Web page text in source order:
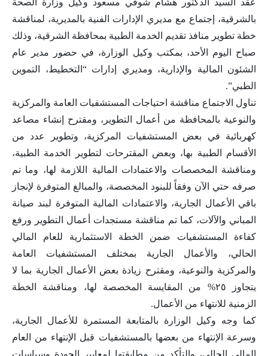
بالشرقية، إجتماع مع مديري الإدارات الفنية بالمديرية، لمناقشة
خطة تطوير منافذ تقديم الخدمة الطبية بمحافظة الشرقية، وذلك
صباح اليوم الأحد، بمكتب وكيل الوزارة، في حضور مدير عام
الشئون المالية والإدارية، ومديري إدارات “التخطيط، التموين
الطبي”.
تناول الاجتماع مناقشة احتياجات المستشفيات العامة والمركزية
والنوعية بالمحافظة من أعمال التطوير، ومقترح إنشاء مصاعد
كهربائية في بعض المستشفيات المركزية، وتطوير عدد من
الأقسام الطبية بها، وبعض المقترحات لتطوير الخدمة الطبية،
ومناقشة المخصصات والاعتمادات المالية اللازمة لها، وما تم
صرفه حتي الآن وفقاً للبنود المخصصة، والمبالغ المتوفرة لإنجاز
باقي الأعمال الجارية، والاعتمادات المالية المتوفرة لبند صيانة
المباني والآلات، كما تم مناقشة مستجدات أعمال التطوير ورفع
كفاءة المستشفيات ضمن الخطة الاستثمارية للعام المالي
الحالي، والأعمال الجارية بمختلف المستشفيات العامة
والمركزية والنوعية، ومقترح زيادة بعض الأعمال الجارية بما لا
يتجاوز ٢٥% من المقايسة المخصصة لها، ومناقشة الخطة
الزمنية للانتهاء من الأعمال.
كما وجه وكيل الوزارة بالمتابعة المستمرة للأعمال الجارية،
وسرعة الإنتهاء من بعضها بالمستشفيات قبل الإنتهاء من العام
المالي الحالي، والتأكد من مطابقتها لمعايير الجودة وسياسات